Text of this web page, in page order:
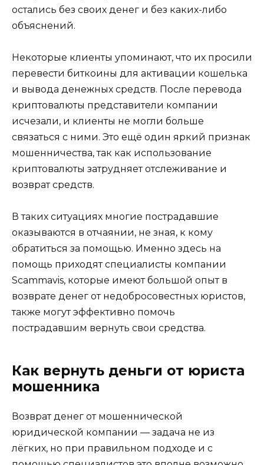
остались без своих денег и без каких-либо
объяснений.
Некоторые клиенты упоминают, что их просили
перевести биткоины для активации кошелька
и вывода денежных средств. После перевода
криптовалюты представители компании
исчезали, и клиенты не могли больше
связаться с ними. Это ещё один яркий признак
мошенничества, так как использование
криптовалюты затрудняет отслеживание и
возврат средств.
В таких ситуациях многие пострадавшие
оказываются в отчаянии, не зная, к кому
обратиться за помощью. Именно здесь на
помощь приходят специалисты компании
Scammavis, которые имеют большой опыт в
возврате денег от недобросовестных юристов,
также могут эффективно помочь
пострадавшим вернуть свои средства.
Как вернуть деньги от юриста
мошенника
Возврат денег от мошеннической
юридической компании — задача не из
лёгких, но при правильном подходе и с